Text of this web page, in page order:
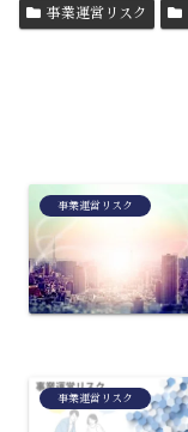
事業運営リスク
事業運営リスク
事業運営リスク